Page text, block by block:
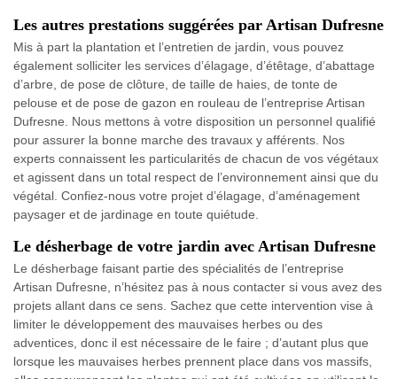
Les autres prestations suggérées par Artisan Dufresne
Mis à part la plantation et l’entretien de jardin, vous pouvez
également solliciter les services d’élagage, d’étêtage, d’abattage
d’arbre, de pose de clôture, de taille de haies, de tonte de
pelouse et de pose de gazon en rouleau de l’entreprise Artisan
Dufresne. Nous mettons à votre disposition un personnel qualifié
pour assurer la bonne marche des travaux y afférents. Nos
experts connaissent les particularités de chacun de vos végétaux
et agissent dans un total respect de l’environnement ainsi que du
végétal. Confiez-nous votre projet d’élagage, d’aménagement
paysager et de jardinage en toute quiétude.
Le désherbage de votre jardin avec Artisan Dufresne
Le désherbage faisant partie des spécialités de l’entreprise
Artisan Dufresne, n’hésitez pas à nous contacter si vous avez des
projets allant dans ce sens. Sachez que cette intervention vise à
limiter le développement des mauvaises herbes ou des
adventices, donc il est nécessaire de le faire ; d’autant plus que
lorsque les mauvaises herbes prennent place dans vos massifs,